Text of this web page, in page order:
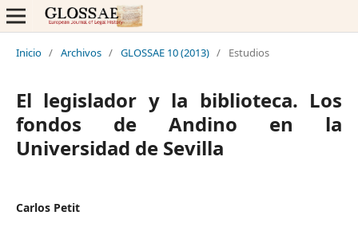
Inicio / Archivos / GLOSSAE 10 (2013) / Estudios
El legislador y la biblioteca. Los
fondos de Andino en la
Universidad de Sevilla
Carlos Petit